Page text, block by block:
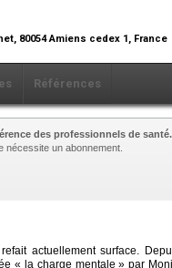
80054 Amiens cedex 1, France
Références
des professionnels de santé.
nécessite un abonnement.
actuellement surface.
« la charge mentale » par